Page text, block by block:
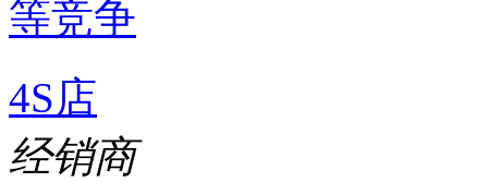
4S店
经销商